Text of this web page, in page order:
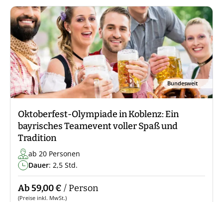
Bundesweit
Oktoberfest-Olympiade in Koblenz: Ein
bayrisches Teamevent voller Spaß und
Tradition
ab 20 Personen
Dauer: 2,5 Std.
Ab 59,00 € / Person
(Preise inkl. MwSt.)